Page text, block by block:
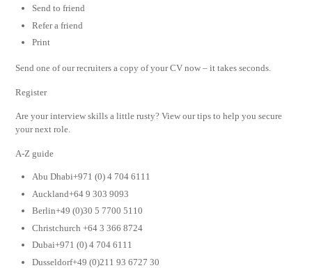
Send to friend
Refer a friend
Print
Send one of our recruiters a copy of your CV now – it takes seconds.
Register
Are your interview skills a little rusty? View our tips to help you secure
your next role.
A-Z guide
Abu Dhabi+971 (0) 4 704 6111
Auckland+64 9 303 9093
Berlin+49 (0)30 5 7700 5110
Christchurch +64 3 366 8724
Dubai+971 (0) 4 704 6111
Dusseldorf+49 (0)211 93 6727 30